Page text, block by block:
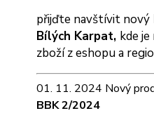
přijďte navštívit nový
Bílých Karpat, kde
zboží z eshopu a
01. 11. 2024 Nový
BBK 2/2024